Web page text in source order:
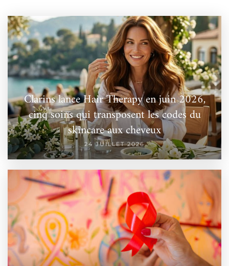
Clarins lance Hair Therapy en juin 2026,
cinq soins qui transposent les codes du
skincare aux cheveux
24 JUILLET 2026